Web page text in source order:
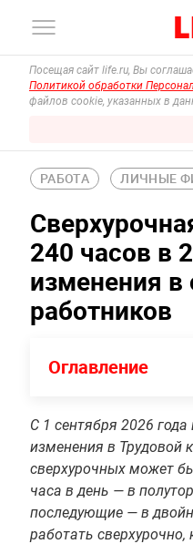
Посещая сайт life.ru, Вы
Политикой обработки
файлов cookie, указанных в
РАБОТА ЛИЧНЫЕ
240 часов в
изменения в
работников
Оглавление
С 1 сентября 2026
изменения в Трудовой
сверхурочных может
часа в день — в
последующие — в
работать сверхурочно,